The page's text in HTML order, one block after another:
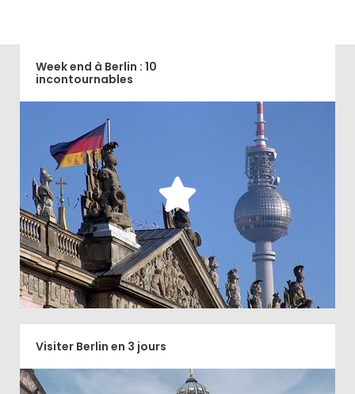
Week end à Berlin : 10
incontournables
Quels sont les sites et activités immanquables pour
découvrir Berlin en un week-end?
Découvrir
Visiter Berlin en 3 jours